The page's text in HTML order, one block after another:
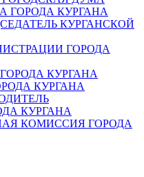
ГОРОДА КУРГАНА
КУРГАНСКОЙ
ГОРОДА
КУРГАНА
КУРГАНА
КУРГАНА
КОМИССИЯ ГОРОДА